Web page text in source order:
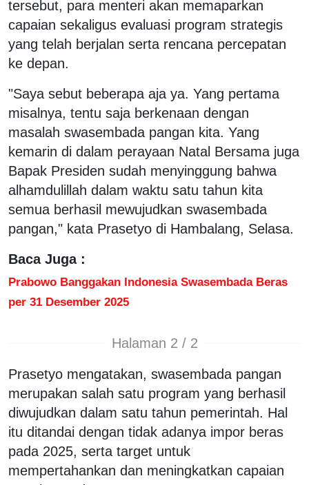
tersebut, para menteri akan memaparkan
capaian sekaligus evaluasi program strategis
yang telah berjalan serta rencana percepatan
ke depan.
"Saya sebut beberapa aja ya. Yang pertama
misalnya, tentu saja berkenaan dengan
masalah swasembada pangan kita. Yang
kemarin di dalam perayaan Natal Bersama juga
Bapak Presiden sudah menyinggung bahwa
alhamdulillah dalam waktu satu tahun kita
semua berhasil mewujudkan swasembada
pangan," kata Prasetyo di Hambalang, Selasa.
Baca Juga :
Prabowo Banggakan Indonesia Swasembada Beras
per 31 Desember 2025
Halaman 2 / 2
Prasetyo mengatakan, swasembada pangan
merupakan salah satu program yang berhasil
diwujudkan dalam satu tahun pemerintah. Hal
itu ditandai dengan tidak adanya impor beras
pada 2025, serta target untuk
mempertahankan dan meningkatkan capaian